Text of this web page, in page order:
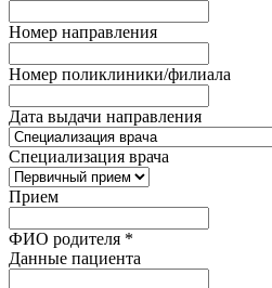
Номер направления
Номер поликлиники/филиала
Дата выдачи направления
Специализация врача
Прием
ФИО родителя *
Данные пациента